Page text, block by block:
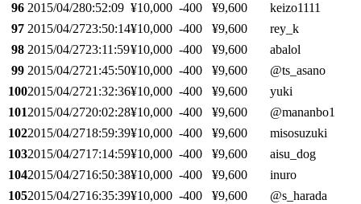
96 2015/04/280:52:09 ¥10,000 -400 ¥9,600
keizo1111
97 2015/04/2723:50:14¥10,000 -400 ¥9,600
rey_k
98 2015/04/2723:11:59¥10,000 -400 ¥9,600
abalol
99 2015/04/2721:45:50¥10,000 -400 ¥9,600
@ts_asano
1002015/04/2721:32:36¥10,000 -400 ¥9,600
yuki
1012015/04/2720:02:28¥10,000 -400 ¥9,600
@mananbo1
1022015/04/2718:59:39¥10,000 -400 ¥9,600
misosuzuki
1032015/04/2717:14:59¥10,000 -400 ¥9,600
aisu_dog
1042015/04/2716:50:38¥10,000 -400 ¥9,600
inuro
1052015/04/2716:35:39¥10,000 -400 ¥9,600
@s_harada